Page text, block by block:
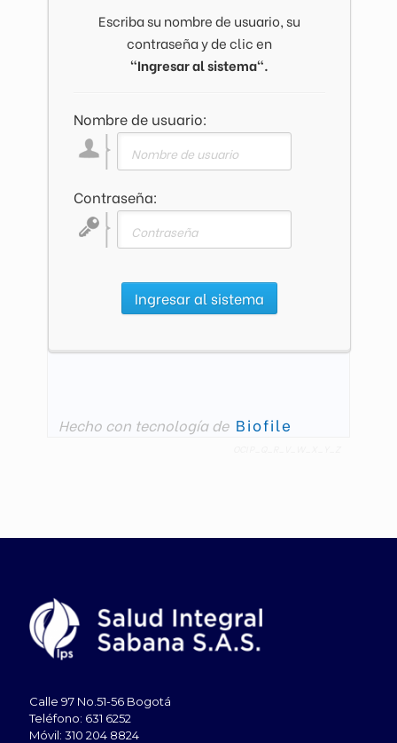
Calle 97 No.51-56 Bogotá
Teléfono: 631 6252
Móvil: 310 204 8824